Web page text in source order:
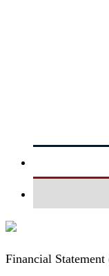
Financial